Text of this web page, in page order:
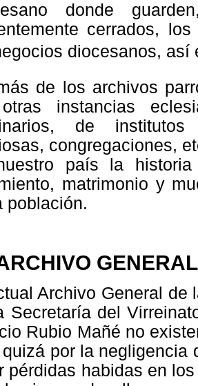
donde
cerrados,
diocesanos, así
de los archivos
instancias
de institutos
congregaciones,
país la
matrimonio y
población.
Archivo General de
Secretaría del
Rubio Mañé no
por la negligencia
pérdidas habidas en